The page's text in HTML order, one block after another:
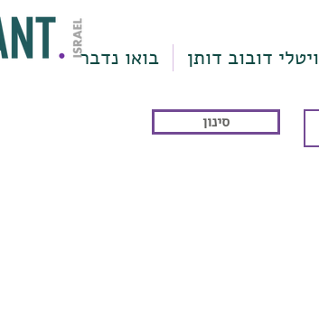
בואו נדבר ויטלי דובוב דותן
סינון